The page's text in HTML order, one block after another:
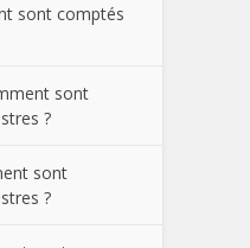
sont comptés
sont
?
sont
?